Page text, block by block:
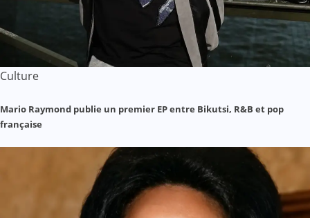
Culture
Mario Raymond publie un premier EP entre Bikutsi, R&B et pop
française